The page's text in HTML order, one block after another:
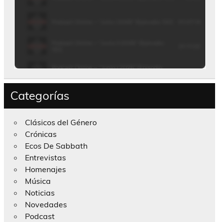
Categorías
Clásicos del Género
Crónicas
Ecos De Sabbath
Entrevistas
Homenajes
Música
Noticias
Novedades
Podcast